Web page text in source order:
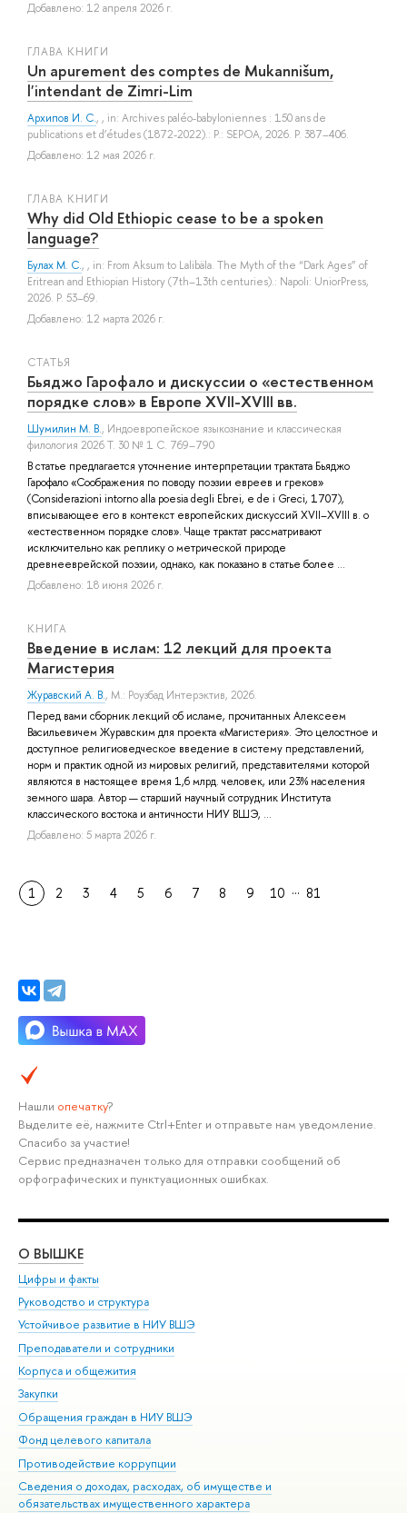
Добавлено: 12 апреля 2026 г.
ГЛАВА КНИГИ
Un apurement des comptes de Mukannišum,
l'intendant de Zimri-Lim
Архипов И. С., , in: Archives paléo-babyloniennes : 150 ans de
publications et d’études (1872-2022).: P.: SEPOA, 2026. P. 387–406.
Добавлено: 12 мая 2026 г.
ГЛАВА КНИГИ
Why did Old Ethiopic cease to be a spoken
language?
Булах М. С., , in: From Aksum to Lalibäla. The Myth of the “Dark Ages” of
Eritrean and Ethiopian History (7th–13th centuries).: Napoli: UniorPress,
2026. P. 53–69.
Добавлено: 12 марта 2026 г.
СТАТЬЯ
Бьяджо Гарофало и дискуссии о «естественном
порядке слов» в Европе XVII-XVIII вв.
Шумилин М. В., Индоевропейское языкознание и классическая
филология 2026 Т. 30 № 1 С. 769–790
В статье предлагается уточнение интерпретации трактата Бьяджо
Гарофало «Соображения по поводу поэзии евреев и греков»
(Considerazioni intorno alla poesia degli Ebrei, e de i Greci, 1707),
вписывающее его в контекст европейских дискуссий XVII–XVIII в. о
«естественном порядке слов». Чаще трактат рассматривают
исключительно как реплику о метрической природе
древнееврейской поэзии, однако, как показано в статье более ...
Добавлено: 18 июня 2026 г.
КНИГА
Введение в ислам: 12 лекций для проекта
Магистерия
Журавский А. В., М.: Роузбад Интерэктив, 2026.
Перед вами сборник лекций об исламе, прочитанных Алексеем
Васильевичем Журавским для проекта «Магистерия». Это целостное и
доступное религиоведческое введение в систему представлений,
норм и практик одной из мировых религий, представителями которой
являются в настоящее время 1,6 млрд. человек, или 23% населения
земного шара. Автор — старший научный сотрудник Института
классического востока и античности НИУ ВШЭ, ...
Добавлено: 5 марта 2026 г.
1 2 3 4 5 6 7 8 9 10 … 81
Нашли опечатку?
Выделите её, нажмите Ctrl+Enter и отправьте нам уведомление.
Спасибо за участие!
Сервис предназначен только для отправки сообщений об
орфографических и пунктуационных ошибках.
О ВЫШКЕ
Цифры и факты
Руководство и структура
Устойчивое развитие в НИУ ВШЭ
Преподаватели и сотрудники
Корпуса и общежития
Закупки
Обращения граждан в НИУ ВШЭ
Фонд целевого капитала
Противодействие коррупции
Сведения о доходах, расходах, об имуществе и
обязательствах имущественного характера